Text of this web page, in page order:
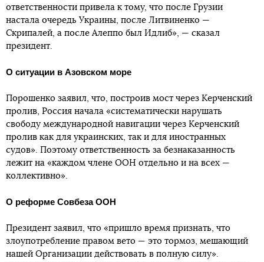
ответственности привела к тому, что после Грузии
настала очередь Украины, после Литвиненко —
Скрипалей, а после Алеппо был Идлиб», — сказал
президент.
О ситуации в Азовском море
Порошенко заявил, что, построив мост через Керченский
пролив, Россия начала «систематически нарушать
свободу международной навигации через Керченский
пролив как для украинских, так и для иностранных
судов». Поэтому ответственность за безнаказанность
лежит на «каждом члене ООН отдельно и на всех —
коллективно».
О реформе Совбеза ООН
Президент заявил, что «пришло время признать, что
злоупотребление правом вето — это тормоз, мешающий
нашей Организации действовать в полную силу».